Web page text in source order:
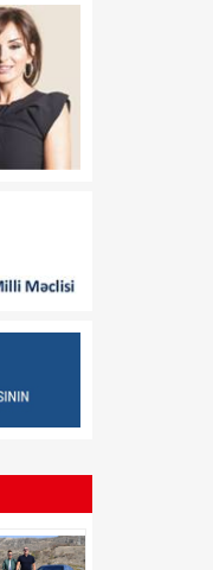
01:09
08 Avqust
08 Avqust
08 Avqust